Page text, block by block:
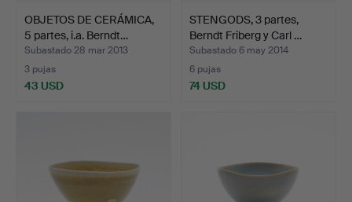
OBJETOS DE CERÁMICA,
5 partes, i.a. Berndt…
Subastado 28 mar 2013
3 pujas
43 USD
STENGODS, 3 partes,
Berndt Friberg y Carl …
Subastado 6 may 2014
6 pujas
74 USD